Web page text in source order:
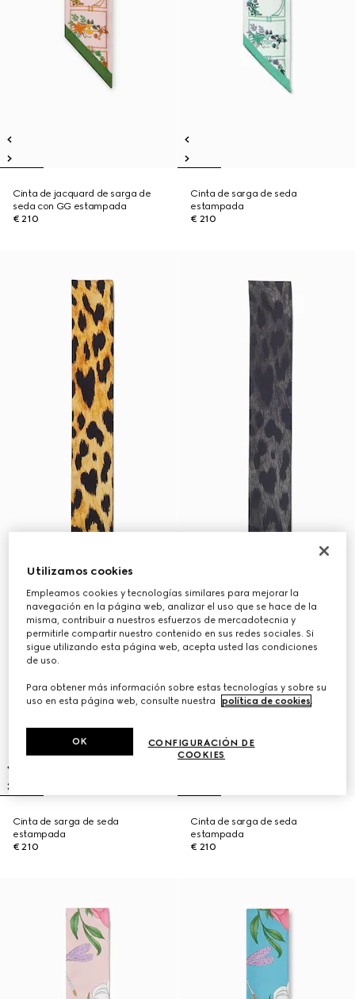
Cinta de jacquard de sarga de
seda con GG estampada
€ 210
Cinta de sarga de seda
estampada
€ 210
Cinta de sarga de seda
estampada
€ 210
Cinta de sarga de seda
estampada
€ 210
Utilizamos cookies
Empleamos cookies y tecnologías similares para mejorar la
navegación en la página web, analizar el uso que se hace de la
misma, contribuir a nuestros esfuerzos de mercadotecnia y
permitirle compartir nuestro contenido en sus redes sociales. Si
sigue utilizando esta página web, acepta usted las condiciones
de uso.
Para obtener más información sobre estas tecnologías y sobre su
uso en esta página web, consulte nuestra
política de cookies.
CONFIGURACIÓN DE
COOKIES
OK